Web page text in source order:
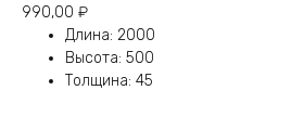
990,00 ₽
Длина: 2000
Высота: 500
Толщина: 45